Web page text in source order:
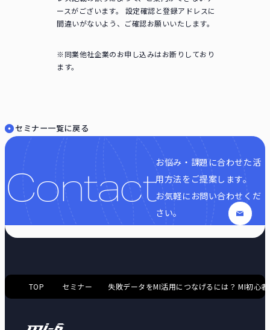
ースがございます。 設定確認と登録アドレスに
間違いがないよう、ご確認お願いいたします。
※同業他社企業のお申し込みはお断りしており
ます。
セミナー一覧に戻る
Contact
お悩み・課題に合わせた活
用方法をご提案します。
お気軽にお問い合わせくだ
さい。
TOP セミナー 失敗データをMI活用につなげるには？ MI初心